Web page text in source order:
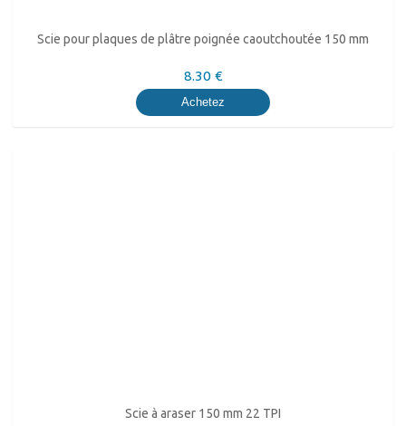
Scie pour plaques de plâtre poignée caoutchoutée 150 mm
8.30 €
Achetez
Scie à araser 150 mm 22 TPI